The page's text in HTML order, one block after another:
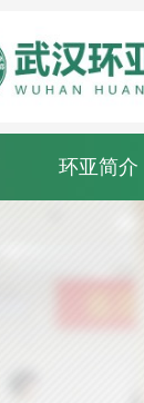
环亚简介